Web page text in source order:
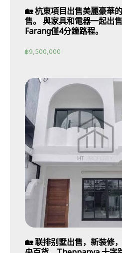
🏡 杭東項目出售美麗豪華
售。 與家具和電器一起出
Farang僅4分鐘路程。
฿9,500,000
🏡 联排别墅出售，新装修